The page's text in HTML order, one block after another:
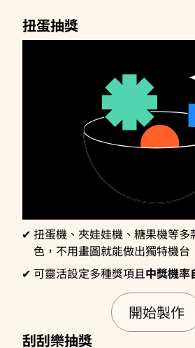
扭蛋抽獎
扭蛋機、夾娃娃機、糖果機等多
色，不用畫圖就能做出獨特機台
可靈活設定多種獎項且中獎機率
開始製作
刮刮樂抽獎